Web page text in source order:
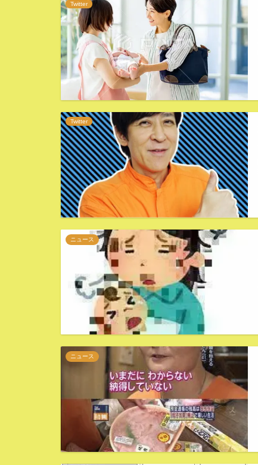
Twitter
Twitter
ニュース
ニュース